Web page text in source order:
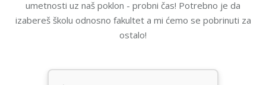
umetnosti uz naš poklon - probni čas! Potrebno je da
izabereš školu odnosno fakultet a mi ćemo se pobrinuti za
ostalo!